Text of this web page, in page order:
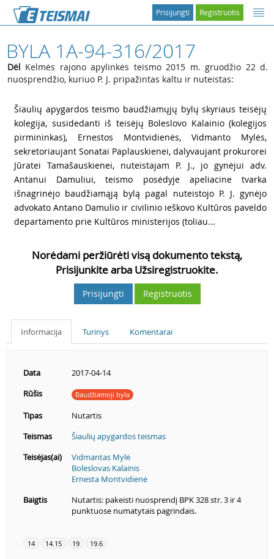
Registruotis
Prisijungti
BYLA 1A-94-316/2017
Dėl Kelmės rajono apylinkės teismo 2015 m. gruodžio 22 d.
nuosprendžio, kuriuo P. J. pripažintas kaltu ir nuteistas:
Šiaulių apygardos teismo baudžiamųjų bylų skyriaus teisėjų
kolegija, susidedanti iš teisėjų Boleslovo Kalainio (kolegijos
pirmininkas), Ernestos Montvidienės, Vidmanto Mylės,
sekretoriaujant Sonatai Paplauskienei, dalyvaujant prokurorei
Jūratei Tamašauskienei, nuteistajam P. J., jo gynėjui adv.
Antanui Damuliui, teismo posėdyje apeliacine tvarka
išnagrinėjo baudžiamąją bylą pagal nuteistojo P. J. gynėjo
advokato Antano Damulio ir civilinio ieškovo Kultūros paveldo
departamento prie Kultūros ministerijos (toliau...
Norėdami peržiūrėti visą dokumento tekstą,
Prisijunkite arba Užsiregistruokite.
Prisijungti Registruotis
Informacija Turinys Komentarai
Data
2017-04-14
Rūšis
Baudžiamoji byla
Tipas
Nutartis
Teismas
Šiaulių apygardos teismas
Teisėjas(ai)
Vidmantas Mylė
Boleslovas Kalainis
Ernesta Montvidienė
Baigtis
Nutartis: pakeisti nuosprendį BPK 328 str. 3 ir 4
punktuose numatytais pagrindais.
14 14.15 19 19.6